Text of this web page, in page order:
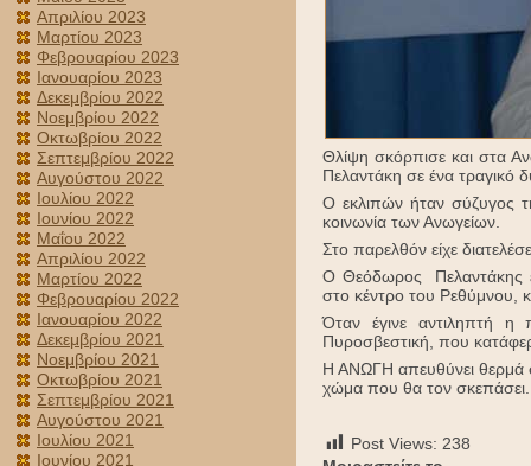
Απριλίου 2023
Μαρτίου 2023
Φεβρουαρίου 2023
Ιανουαρίου 2023
Δεκεμβρίου 2022
Νοεμβρίου 2022
Οκτωβρίου 2022
Σεπτεμβρίου 2022
Αυγούστου 2022
Ιουλίου 2022
Ιουνίου 2022
Μαΐου 2022
Απριλίου 2022
Μαρτίου 2022
Φεβρουαρίου 2022
Ιανουαρίου 2022
Δεκεμβρίου 2021
Νοεμβρίου 2021
Οκτωβρίου 2021
Σεπτεμβρίου 2021
Αυγούστου 2021
Ιουλίου 2021
Ιουνίου 2021
Θλίψη σκόρπισε και στα
Πελαντάκη σε ένα τραγικό
Ο εκλιπών ήταν σύζυγος
κοινωνία των Ανωγείων.
Στο παρελθόν είχε
Ο Θεόδωρος Πελαντάκης
στο κέντρο του Ρεθύμνου,
Όταν έγινε αντιληπτή
Πυροσβεστική, που
Η ΑΝΩΓΗ απευθύνει θερμά
χώμα που θα τον σκεπάσει.
Post Views: 238